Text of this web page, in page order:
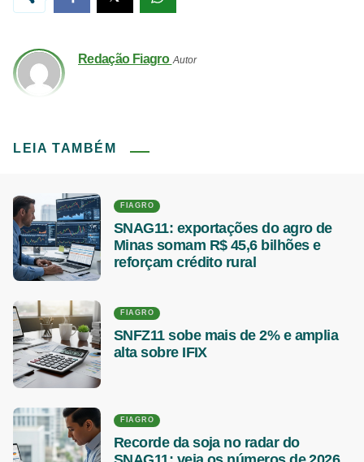
Redação Fiagro Autor
LEIA TAMBÉM
FIAGRO
SNAG11: exportações do agro de
Minas somam R$ 45,6 bilhões e
reforçam crédito rural
FIAGRO
SNFZ11 sobe mais de 2% e amplia
alta sobre IFIX
FIAGRO
Recorde da soja no radar do